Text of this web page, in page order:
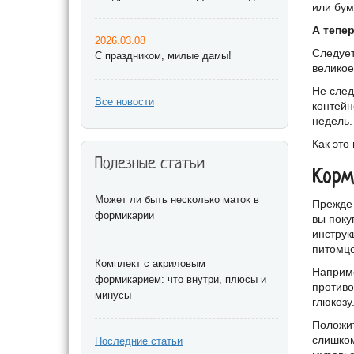
2026.03.08
С праздником, милые дамы!
Все новости
Полезные статьи
Может ли быть несколько маток в
формикарии
Комплект с акриловым
формикарием: что внутри, плюсы и
минусы
Последние статьи
или
А
Не
недель.
Как
Прежде
вы
глюкозу.